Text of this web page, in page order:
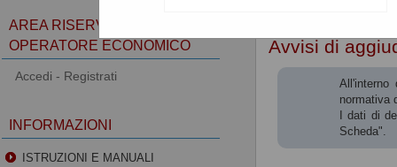
Avvisi di
normativa
I dati di
Scheda".
AREA RISERVATA
OPERATORE ECONOMICO
Accedi - Registrati
INFORMAZIONI
ISTRUZIONI E MANUALI